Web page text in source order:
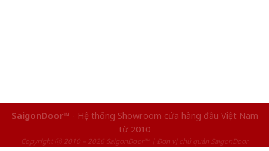
SaigonDoor™ - Hệ thống Showroom cửa hàng đầu Việt Nam
từ 2010
Copyright ⓒ 2010 – 2026 SaigonDoor™ | Đơn vị chủ quản SaigonDoor